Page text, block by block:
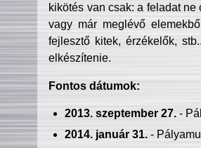
kikötés van csak: a feladat
vagy már meglévő
fejlesztő kitek, érzékelők,
elkészítenie.
Fontos dátumok:
2013. szeptember 27.-
2014. január 31.-